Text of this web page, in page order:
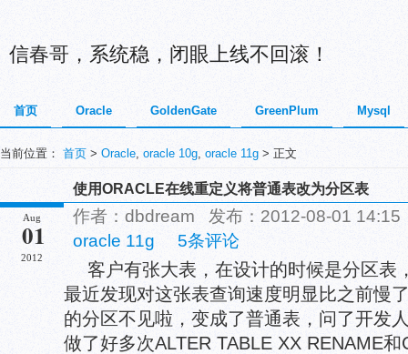
信春哥，系统稳，闭眼上线不回滚！
首页 Oracle GoldenGate GreenPlum Mysql
当前位置： 首页 > Oracle, oracle 10g, oracle 11g > 正文
使用ORACLE在线重定义将普通表改为分区表
Aug
01
2012
作者：dbdream 发布：2012-08-01
oracle 11g
5条评论
客户有张大表，在设计的时候是分区表
最近发现对这张表查询速度明显比之前慢
的分区不见啦，变成了普通表，问了开发
做了好多次ALTER TABLE XX RENAME和